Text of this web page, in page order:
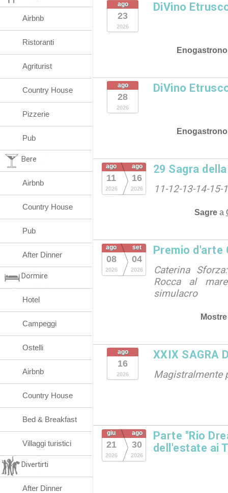
ago
23
2026
DiVino
ago
28
2026
DiVino
ago
11
2026
ago
16
2026
29 Sagra
11-12-13-14-
Sagre a
ago
08
2026
set
04
2026
Premio d'arte
Caterina
Rocca al
simulacro
Mostre
ago
16
2026
XXIX SAGRA
Magistralmente
giu
21
2026
ago
30
2026
Parte "Rio
dell'estate ai
Airbnb
Ristoranti
Agriturist
Country House
Pizzerie
Pub
Bere
Airbnb
Country House
Pub
After Dinner
Dormire
Hotel
Campeggi
Ostelli
Airbnb
Country House
Bed & Breakfast
Villaggi turistici
Divertirti
After Dinner